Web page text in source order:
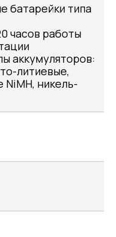
батарейки типа
часов работы
аккумуляторов:
литиевые,
никель-